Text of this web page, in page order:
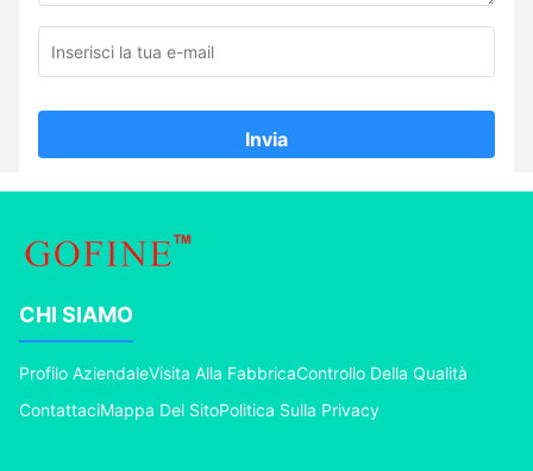
Invia
CHI SIAMO
Profilo AziendaleVisita Alla FabbricaControllo Della Qualità
ContattaciMappa Del SitoPolitica Sulla Privacy